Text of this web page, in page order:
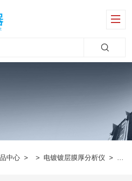
中心 > > 电镀镀层膜厚分析仪 >